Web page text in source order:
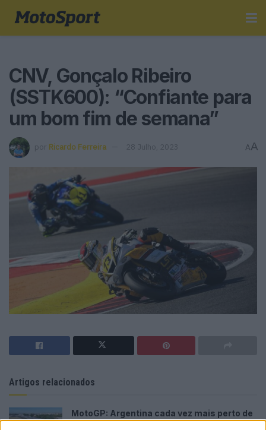
CNV, Gonçalo Ribeiro
(SSTK600): “Confiante para
um bom fim de semana”
por Ricardo Ferreira 28 Julho, 2023 AA
Artigos relacionados
MotoGP: Argentina cada vez mais perto de
voltar ao Mundial em 2027